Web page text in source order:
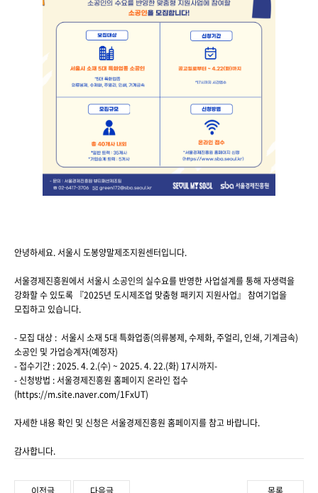
안녕하세요. 서울시 도봉양말제조지원센터입니다.
서울경제진흥원에서 서울시 소공인의 실수요를 반영한 사업설계를 통해 자생력을
강화할 수 있도록 『2025년 도시제조업 맞춤형 패키지 지원사업』 참여기업을
모집하고 있습니다.
- 모집 대상 : 서울시 소재 5대 특화업종(의류봉제, 수제화, 주얼리, 인쇄, 기계금속)
소공인 및 가업승계자(예정자)
- 접수기간 : 2025. 4. 2.(수) ~ 2025. 4. 22.(화) 17시까지-
- 신청방법 : 서울경제진흥원 홈페이지 온라인 접수
(https://m.site.naver.com/1FxUT)
자세한 내용 확인 및 신청은 서울경제진흥원 홈페이지를 참고 바랍니다.
감사합니다.